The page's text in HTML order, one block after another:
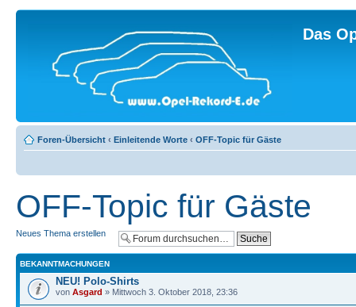
Das
Foren-Übersicht ‹ Einleitende Worte ‹ OFF-Topic für Gäste
OFF-Topic für Gäste
Neues Thema erstellen
BEKANNTMACHUNGEN
NEU! Polo-Shirts
von Asgard » Mittwoch 3. Oktober 2018, 23:36